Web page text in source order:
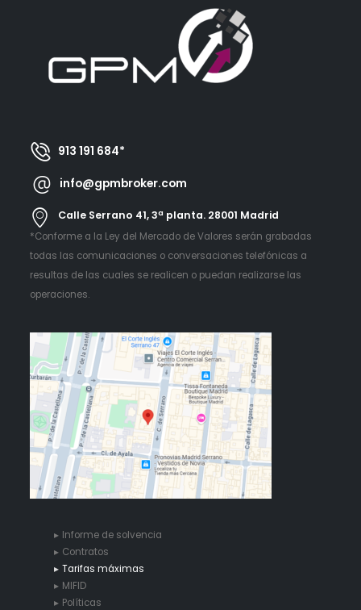
913 191 684*
info@gpmbroker.com
Calle Serrano 41, 3ª planta. 28001 Madrid
*Conforme a la Ley del Mercado de Valores serán grabadas
todas las comunicaciones o conversaciones telefónicas a
resultas de las cuales se realicen o puedan realizarse las
operaciones.
Informe de solvencia
Contratos
Tarifas máximas
MIFID
Políticas